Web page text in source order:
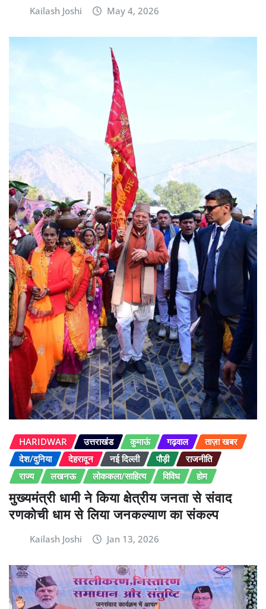
Kailash Joshi May 4, 2026
HARIDWAR उत्तराखंड कुमाऊं गढ़वाल
ताज़ा खबर
देश/दुनिया
देहरादून नई दिल्ली पौड़ी
राजनीति
राज्य
लखनऊ लोककला/साहित्य विविध होम
मुख्यमंत्री धामी ने किया क्षेत्रीय जनता से संवाद
रणकोची धाम से लिया जनकल्याण का संकल्प
Kailash Joshi Jan 13, 2026